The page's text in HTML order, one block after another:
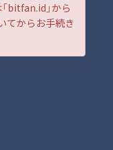
bitfan.id」から
てからお手続き